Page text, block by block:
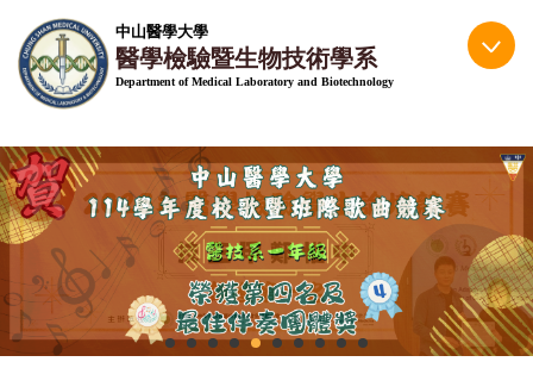
到
主
容
區
中山醫學大學
醫學檢驗暨生物技術學系
Department of Medical Laboratory and Biotechnology